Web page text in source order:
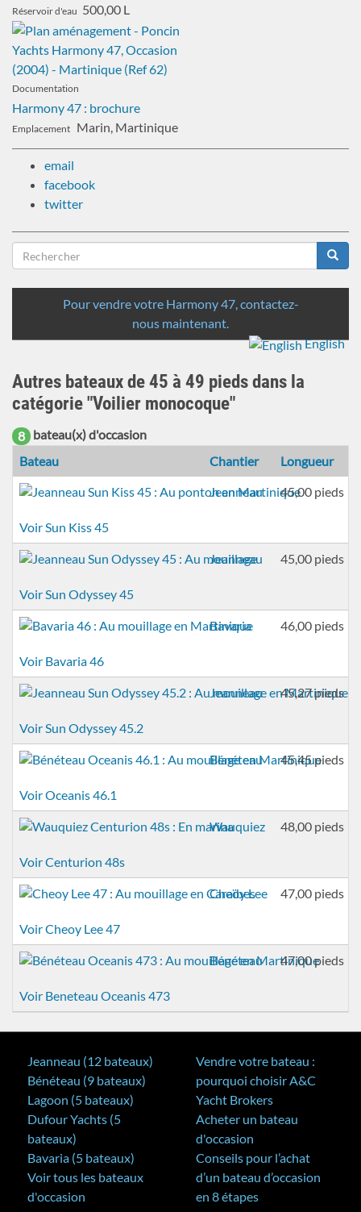
Réservoir d'eau 500,00 L
Documentation
Harmony 47 : brochure
Emplacement Marin, Martinique
email
facebook
twitter
Formulaire
de
recherchePour vendre votre Harmony 47, contactez-
nous maintenant.
English
Autres bateaux de 45 à 49 pieds dans la
catégorie "Voilier monocoque"
8 bateau(x) d'occasion
Bateau
Chantier Longueur
Voir Sun Kiss 45
Jeanneau 45,00 pieds
Voir Sun Odyssey 45
Jeanneau 45,00 pieds
Voir Bavaria 46
Bavaria 46,00 pieds
Voir Sun Odyssey 45.2
Jeanneau 45,27 pieds
Voir Oceanis 46.1
Bénéteau 45,45 pieds
Voir Centurion 48s
Wauquiez 48,00 pieds
Voir Cheoy Lee 47
Cheoy Lee 47,00 pieds
Voir Beneteau Oceanis 473
Bénéteau 47,00 pieds
Jeanneau (12 bateaux)
Bénéteau (9 bateaux)
Lagoon (5 bateaux)
Dufour Yachts (5
bateaux)
Bavaria (5 bateaux)
Voir tous les bateaux
d'occasion
Vendre votre bateau :
pourquoi choisir A&C
Yacht Brokers
Acheter un bateau
d'occasion
Conseils pour l’achat
d’un bateau d’occasion
en 8 étapes